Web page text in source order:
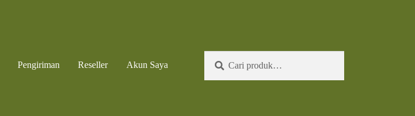
Pengiriman Reseller Akun Saya
untuk: